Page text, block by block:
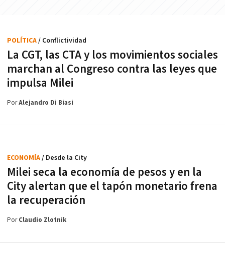
La CGT, las CTA y los movimientos sociales
marchan al Congreso contra las leyes que
impulsa Milei
POLÍTICA/ Conflictividad
PorAlejandro Di Biasi
Milei seca la economía de pesos y en la
City alertan que el tapón monetario frena
la recuperación
ECONOMÍA/ Desde la City
PorClaudio Zlotnik